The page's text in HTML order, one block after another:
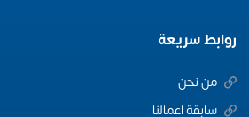
روابط سريعة
من نحن
سابقة اعمالنا